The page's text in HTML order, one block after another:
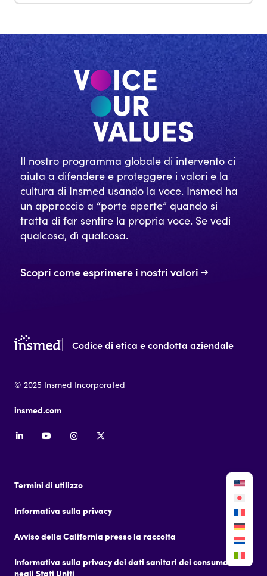
Il nostro programma globale di intervento ci
aiuta a difendere e proteggere i valori e la
cultura di Insmed usando la voce. Insmed ha
un approccio a “porte aperte” quando si
tratta di far sentire la propria voce. Se vedi
qualcosa, dì qualcosa.
Scopri come esprimere i nostri valori
Codice di etica e condotta aziendale
© 2025 Insmed Incorporated
insmed.com
Termini di utilizzo
Informativa sulla privacy
Avviso della California presso la raccolta
Informativa sulla privacy dei dati sanitari dei consumatori
negli Stati Uniti